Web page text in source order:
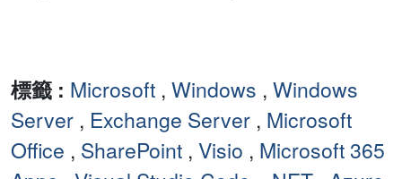
標籤 : Microsoft , Windows , Windows
Server , Exchange Server , Microsoft
Office , SharePoint , Visio , Microsoft 365